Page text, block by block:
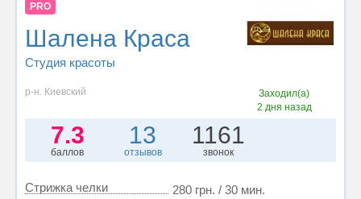
PRO
Шалена Краса
Студия красоты
р-н. Киевский
Заходил(а)
2 дня назад
7.3
баллов
13
отзывов
1161
звонок
Стрижка челки 280 грн. / 30 мин.